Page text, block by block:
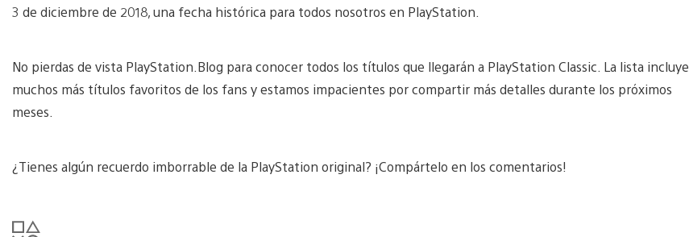
3 de diciembre de 2018, una fecha histórica para todos nosotros en PlayStation.
No pierdas de vista PlayStation.Blog para conocer todos los títulos que llegarán a PlayStation Classic. La lista incluye
muchos más títulos favoritos de los fans y estamos impacientes por compartir más detalles durante los próximos
meses.
¿Tienes algún recuerdo imborrable de la PlayStation original? ¡Compártelo en los comentarios!